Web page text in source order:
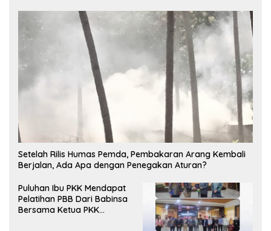
Setelah Rilis Humas Pemda, Pembakaran Arang Kembali
Berjalan, Ada Apa dengan Penegakan Aturan?
Puluhan Ibu PKK Mendapat
Pelatihan PBB Dari Babinsa
Bersama Ketua PKK